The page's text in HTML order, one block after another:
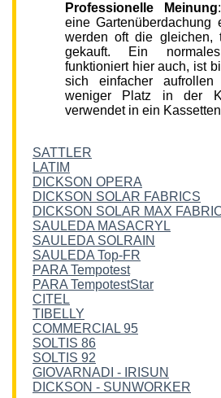
Professionelle Meinung
eine Gartenüberdachung
werden oft die gleichen,
gekauft. Ein
funktioniert hier auch, ist
sich einfacher aufrollen
weniger Platz in der
verwendet in ein
SATTLER
LATIM
DICKSON OPERA
DICKSON SOLAR FABRICS
DICKSON SOLAR MAX
SAULEDA MASACRYL
SAULEDA SOLRAIN
SAULEDA Top-FR
PARA Tempotest
PARA TempotestStar
CITEL
TIBELLY
COMMERCIAL 95
SOLTIS 86
SOLTIS 92
GIOVARNADI - IRISUN
DICKSON - SUNWORKER